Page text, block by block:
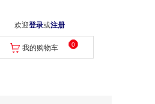
欢迎登录或注册
我的购物车 0